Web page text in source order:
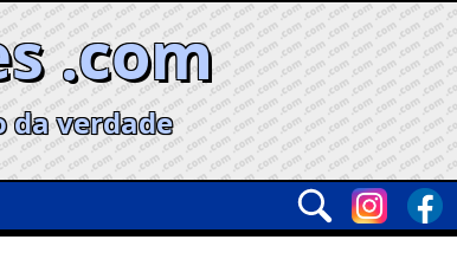
.com
da verdade